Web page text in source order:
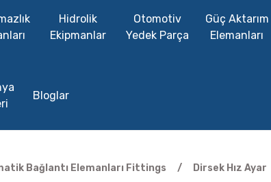
Hidrolik
Ekipmanlar
Otomotiv
Yedek Parça
Güç Aktarım
Elemanları
Bloglar
Bağlantı Elemanları Fittings Dirsek Hız Ayar